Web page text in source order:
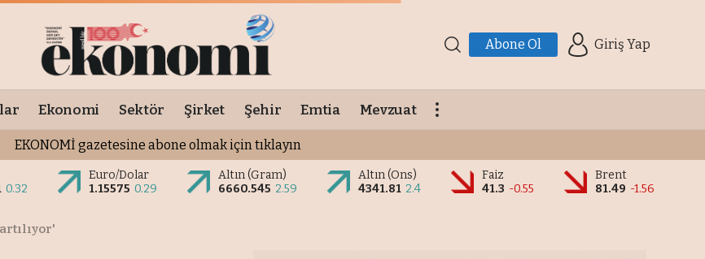
Abone Ol Giriş Yap
Ekonomi Sektör Şirket Şehir Emtia Mevzuat
EKONOMİ gazetesine abone olmak için tıklayın
0.32
Euro/Dolar
1.15575 0.29
Altın (Gram)
6660.545 2.59
Altın (Ons)
4341.81 2.4
Faiz
41.3 -0.55
Brent
81.49 -1.56